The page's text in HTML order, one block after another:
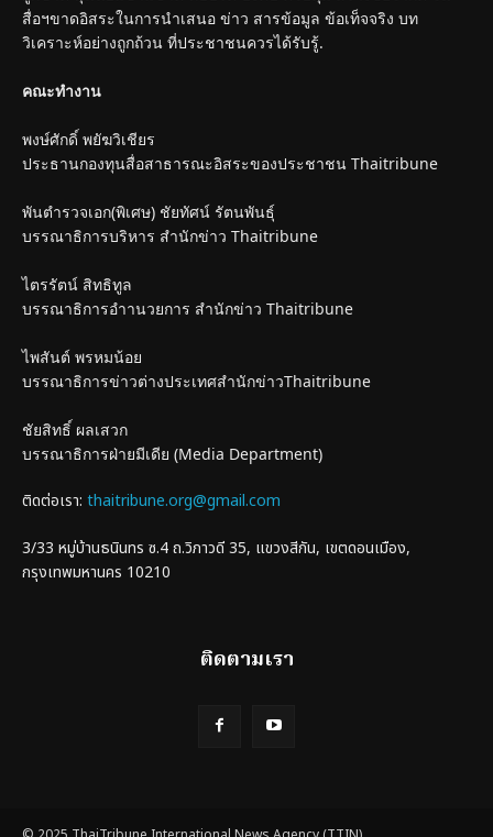
สื่อฯขาดอิสระในการนำเสนอ ข่าว สารข้อมูล ข้อเท็จจริง บท
วิเคราะห์อย่างถูกถ้วน ที่ประชาชนควรได้รับรู้.
คณะทำงาน
พงษ์ศักดิ์ พยัฆวิเชียร
ประธานกองทุนสื่อสาธารณะอิสระของประชาชน Thaitribune
พันตำรวจเอก(พิเศษ) ชัยทัศน์ รัตนพันธุ์
บรรณาธิการบริหาร สำนักข่าว Thaitribune
ไตรรัตน์ สิทธิทูล
บรรณาธิการอำานวยการ สำนักข่าว Thaitribune
ไพสันต์ พรหมน้อย
บรรณาธิการข่าวต่างประเทศสำนักข่าวThaitribune
ชัยสิทธิ์ ผลเสวก
บรรณาธิการฝ่ายมีเดีย (Media Department)
ติดต่อเรา: thaitribune.org@gmail.com
3/33 หมู่บ้านธนินทร ซ.4 ถ.วิภาวดี 35, แขวงสีกัน, เขตดอนเมือง,
กรุงเทพมหานคร 10210
ติดตามเรา